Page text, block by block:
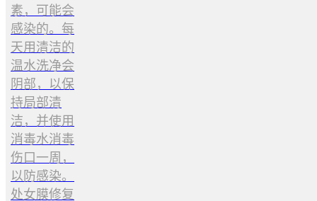
素，可能会
感染的。每
天用清洁的
温水洗净会
阴部，以保
持局部清
洁，并使用
消毒水消毒
伤口一周，
以防感染。
处女膜修复